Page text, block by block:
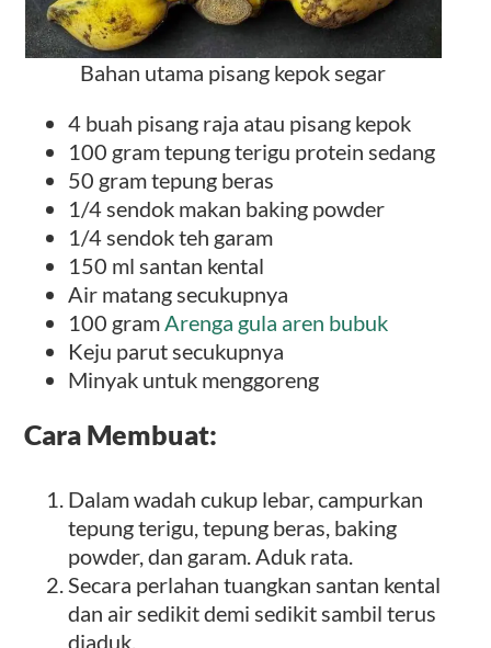
Bahan utama pisang kepok segar
4 buah pisang raja atau pisang kepok
100 gram tepung terigu protein sedang
50 gram tepung beras
1/4 sendok makan baking powder
1/4 sendok teh garam
150 ml santan kental
Air matang secukupnya
100 gramArenga gula aren bubuk
Keju parut secukupnya
Minyak untuk menggoreng
Cara Membuat:
Dalam wadah cukup lebar, campurkan
tepung terigu, tepung beras, baking
powder, dan garam. Aduk rata.
Secara perlahan tuangkan santan kental
dan air sedikit demi sedikit sambil terus
diaduk.